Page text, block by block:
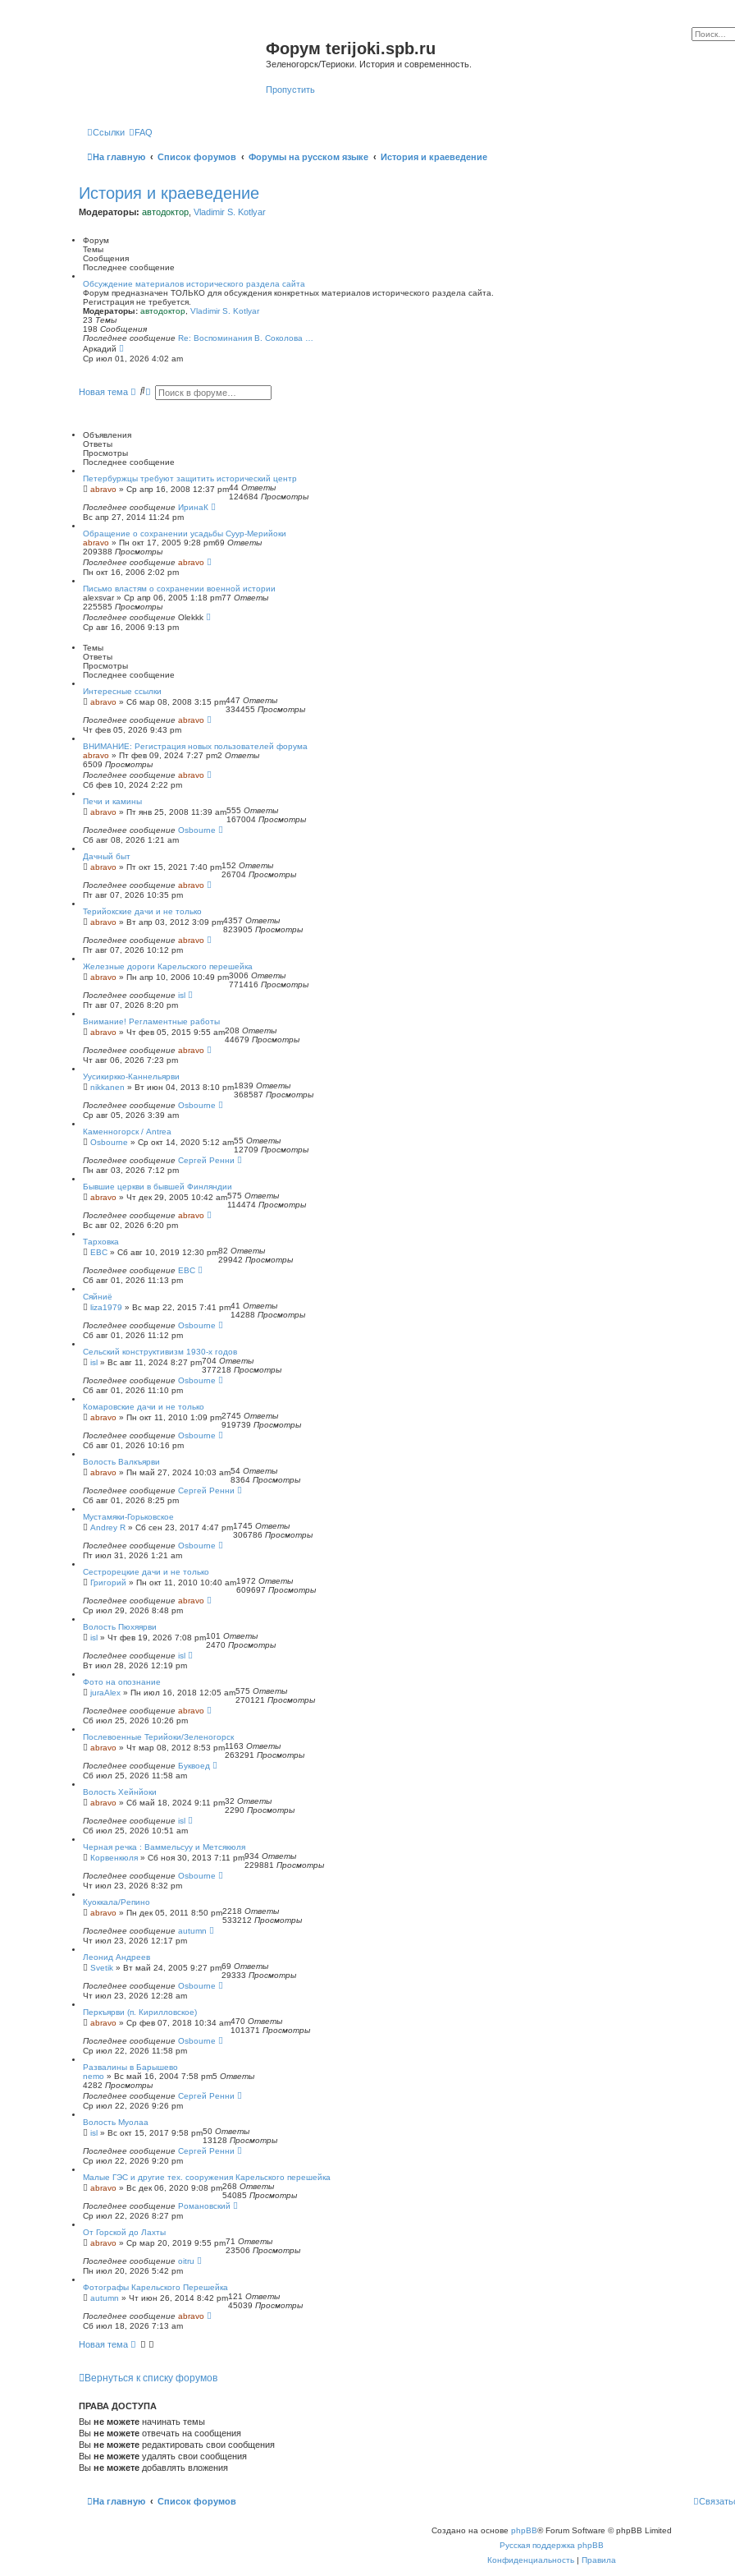
Форум terijoki.spb.ru
Зеленогорск/Териоки. История и современность.
Пропустить
Ссылки FAQ
На главную Список форумов Форумы на русском языке История и краеведение
История и краеведение
Модераторы: автодоктор Vladimir S. Kotlyar
Форум
Темы
Сообщения
Последнее сообщение
Обсуждение материалов исторического раздела сайта
Форум предназначен ТОЛЬКО для обсуждения конкретных материалов исторического раздела сайта.
Регистрация не требуется.
Модераторы: автодоктор Vladimir S. Kotlyar
23 Темы
198 Сообщения
Последнее сообщение Re: Воспоминания В. Соколова …
Аркадий
р
т
с
е
д
е
м
с
о
б
щ
е
н
и
Ср июл 01, 2026 4:02 am
Новая тема
П Р
н
ы
й
о
и
к
Объявления
Ответы
Просмотры
Последнее сообщение
Петербуржцы требуют защитить исторический центр
abravo » Ср апр 16, 2008 12:37 pm44 Ответы
124684 Просмотры
Последнее сообщение ИринаК
Вс апр 27, 2014 11:24 pm
Обращение о сохранении усадьбы Суур-Мерийоки
abravo » Пн окт 17, 2005 9:28 pm69 Ответы
209388 Просмотры
Последнее сообщение abravo
Пн окт 16, 2006 2:02 pm
Письмо властям о сохранении военной истории
alexsvar» Ср апр 06, 2005 1:18 pm77 Ответы
225585 Просмотры
Последнее сообщение Olekkk
Ср авг 16, 2006 9:13 pm
Темы
Ответы
Просмотры
Последнее сообщение
Интересные ссылки
abravo » Сб мар 08, 2008 3:15 pm447 Ответы
334455 Просмотры
Последнее сообщение abravo
Чт фев 05, 2026 9:43 pm
ВНИМАНИЕ: Регистрация новых пользователей форума
abravo » Пт фев 09, 2024 7:27 pm2 Ответы
6509 Просмотры
Последнее сообщение abravo
Сб фев 10, 2024 2:22 pm
Печи и камины
abravo » Пт янв 25, 2008 11:39 am555 Ответы
167004 Просмотры
Последнее сообщение Osbourne
Сб авг 08, 2026 1:21 am
Дачный быт
abravo » Пт окт 15, 2021 7:40 pm152 Ответы
26704 Просмотры
Последнее сообщение abravo
Пт авг 07, 2026 10:35 pm
Терийокские дачи и не только
abravo » Вт апр 03, 2012 3:09 pm4357 Ответы
823905 Просмотры
Последнее сообщение abravo
Пт авг 07, 2026 10:12 pm
Железные дороги Карельского перешейка
abravo » Пн апр 10, 2006 10:49 pm3006 Ответы
771416 Просмотры
Последнее сообщение isl
Пт авг 07, 2026 8:20 pm
Внимание! Регламентные работы
abravo » Чт фев 05, 2015 9:55 am208 Ответы
44679 Просмотры
Последнее сообщение abravo
Чт авг 06, 2026 7:23 pm
Уусикиркко-Каннельярви
nikkanen » Вт июн 04, 2013 8:10 pm1839 Ответы
368587 Просмотры
Последнее сообщение Osbourne
Ср авг 05, 2026 3:39 am
Каменногорск / Antrea
Osbourne » Ср окт 14, 2020 5:12 am55 Ответы
12709 Просмотры
Последнее сообщение Сергей Ренни
Пн авг 03, 2026 7:12 pm
Бывшие церкви в бывшей Финляндии
abravo » Чт дек 29, 2005 10:42 am575 Ответы
114474 Просмотры
Последнее сообщение abravo
Вс авг 02, 2026 6:20 pm
Тарховка
ЕВС » Сб авг 10, 2019 12:30 pm82 Ответы
29942 Просмотры
Последнее сообщение ЕВС
Сб авг 01, 2026 11:13 pm
Сяйниё
liza1979 » Вс мар 22, 2015 7:41 pm41 Ответы
14288 Просмотры
Последнее сообщение Osbourne
Сб авг 01, 2026 11:12 pm
Сельский конструктивизм 1930-х годов
isl » Вс авг 11, 2024 8:27 pm704 Ответы
377218 Просмотры
Последнее сообщение Osbourne
Сб авг 01, 2026 11:10 pm
Комаровские дачи и не только
abravo » Пн окт 11, 2010 1:09 pm2745 Ответы
919739 Просмотры
Последнее сообщение Osbourne
Сб авг 01, 2026 10:16 pm
Волость Валкъярви
abravo » Пн май 27, 2024 10:03 am54 Ответы
8364 Просмотры
Последнее сообщение Сергей Ренни
Сб авг 01, 2026 8:25 pm
Мустамяки-Горьковское
Andrey R » Сб сен 23, 2017 4:47 pm1745 Ответы
306786 Просмотры
Последнее сообщение Osbourne
Пт июл 31, 2026 1:21 am
Сестрорецкие дачи и не только
Григорий » Пн окт 11, 2010 10:40 am1972 Ответы
609697 Просмотры
Последнее сообщение abravo
Ср июл 29, 2026 8:48 pm
Волость Пюхяярви
isl » Чт фев 19, 2026 7:08 pm101 Ответы
2470 Просмотры
Последнее сообщение isl
Вт июл 28, 2026 12:19 pm
Фото на опознание
juraAlex » Пн июл 16, 2018 12:05 am575 Ответы
270121 Просмотры
Последнее сообщение abravo
Сб июл 25, 2026 10:26 pm
Послевоенные Терийоки/Зеленогорск
abravo » Чт мар 08, 2012 8:53 pm1163 Ответы
263291 Просмотры
Последнее сообщение Буквоед
Сб июл 25, 2026 11:58 am
Волость Хейнйоки
abravo » Сб май 18, 2024 9:11 pm32 Ответы
2290 Просмотры
Последнее сообщение isl
Сб июл 25, 2026 10:51 am
Черная речка : Ваммельсуу и Метсякюля
Корвенкюля » Сб ноя 30, 2013 7:11 pm934 Ответы
229881 Просмотры
Последнее сообщение Osbourne
Чт июл 23, 2026 8:32 pm
Куоккала/Репино
abravo » Пн дек 05, 2011 8:50 pm2218 Ответы
533212 Просмотры
Последнее сообщение autumn
Чт июл 23, 2026 12:17 pm
Леонид Андреев
Svetik » Вт май 24, 2005 9:27 pm69 Ответы
29333 Просмотры
Последнее сообщение Osbourne
Чт июл 23, 2026 12:28 am
Перкъярви (п. Кирилловское)
abravo » Ср фев 07, 2018 10:34 am470 Ответы
101371 Просмотры
Последнее сообщение Osbourne
Ср июл 22, 2026 11:58 pm
Развалины в Барышево
nemo » Вс май 16, 2004 7:58 pm5 Ответы
4282 Просмотры
Последнее сообщение Сергей Ренни
Ср июл 22, 2026 9:26 pm
Волость Муолаа
isl » Вс окт 15, 2017 9:58 pm50 Ответы
13128 Просмотры
Последнее сообщение Сергей Ренни
Ср июл 22, 2026 9:20 pm
Малые ГЭС и другие тех. сооружения Карельского перешейка
abravo » Вс дек 06, 2020 9:08 pm268 Ответы
54085 Просмотры
Последнее сообщение Романовский
Ср июл 22, 2026 8:27 pm
От Горской до Лахты
abravo » Ср мар 20, 2019 9:55 pm71 Ответы
23506 Просмотры
Последнее сообщение oitru
Пн июл 20, 2026 5:42 pm
Фотографы Карельского Перешейка
autumn » Чт июн 26, 2014 8:42 pm121 Ответы
45039 Просмотры
Последнее сообщение abravo
Сб июл 18, 2026 7:13 am
Новая тема
Вернуться к списку форумов
ПРАВА ДОСТУПА
Вы не можете начинать темы
Вы не можете отвечать на сообщения
Вы не можете редактировать свои сообщения
Вы не можете удалять свои сообщения
Вы не можете добавлять вложения
На главную Список форумов
Создано на основе phpBB® Forum Software © phpBB Limited
Русская поддержка phpBB
Конфиденциальность | Правила